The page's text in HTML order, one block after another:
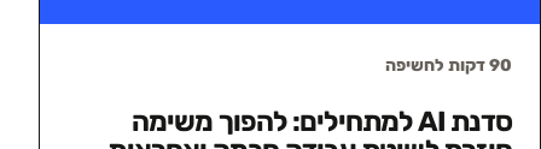
90 דקות לחשיפה
סדנת AI למתחילים: להפוך משימה